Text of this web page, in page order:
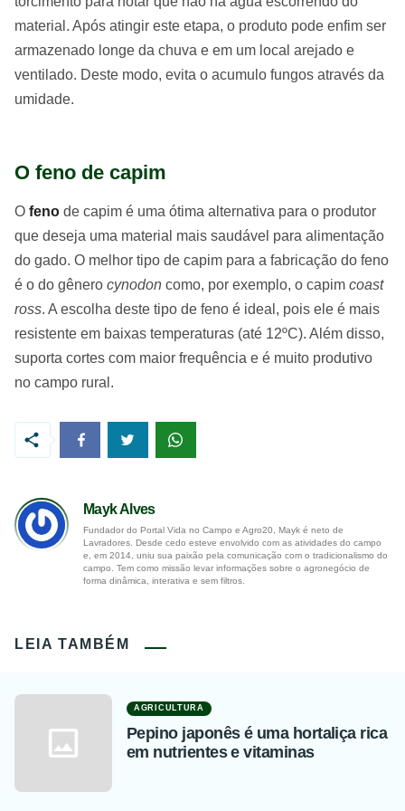
material. Após atingir este etapa, o produto pode enfim ser
armazenado longe da chuva e em um local arejado e
ventilado. Deste modo, evita o acumulo fungos através da
umidade.
O feno de capim
O feno de capim é uma ótima alternativa para o produtor
que deseja uma material mais saudável para alimentação
do gado. O melhor tipo de capim para a fabricação do feno
é o do gênero cynodon como, por exemplo, o capim coast
ross. A escolha deste tipo de feno é ideal, pois ele é mais
resistente em baixas temperaturas (até 12ºC). Além disso,
suporta cortes com maior frequência e é muito produtivo
no campo rural.
Mayk Alves
Fundador do Portal Vida no Campo e Agro20, Mayk é neto de
Lavradores. Desde cedo esteve envolvido com as atividades do campo
e, em 2014, uniu sua paixão pela comunicação com o tradicionalismo do
campo. Tem como missão levar informações sobre o agronegócio de
forma dinâmica, interativa e sem filtros.
LEIA TAMBÉM
AGRICULTURA
Pepino japonês é uma hortaliça rica
em nutrientes e vitaminas